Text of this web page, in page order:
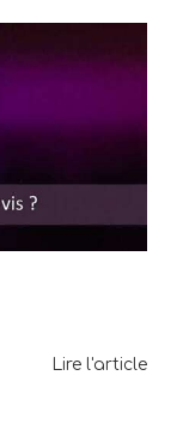
Lire l'article